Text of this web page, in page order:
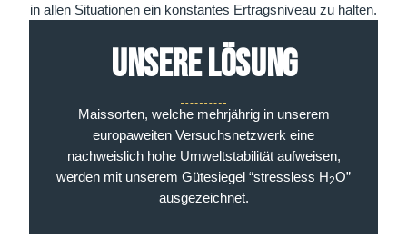
in allen Situationen ein konstantes Ertragsniveau zu halten.
UNSERE LÖSUNG
Maissorten, welche mehrjährig in unserem
europaweiten Versuchsnetzwerk eine
nachweislich hohe Umweltstabilität aufweisen,
werden mit unserem Gütesiegel “stressless H2O”
ausgezeichnet.